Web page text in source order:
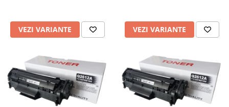
VEZI VARIANTE VEZI VARIANTE